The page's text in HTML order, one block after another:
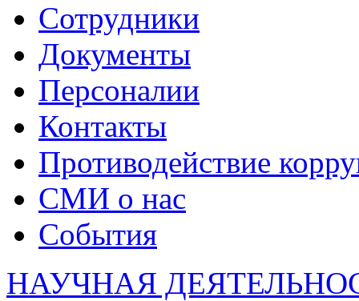
Сотрудники
Документы
Персоналии
Контакты
Противодействие
СМИ о нас
События
НАУЧНАЯ